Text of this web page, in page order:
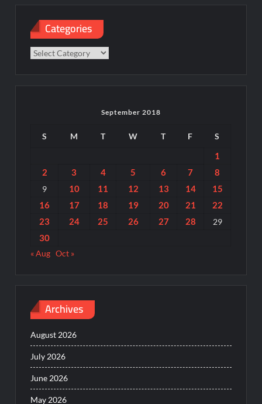
Categories
Categories
September 2018
S M T W T F S
1
2
3 4 5 6 7 8
9 10 11 12 13 14
15
16
17 18 19 20 21
22
23
24 25 26 27 28 29
30
« Aug Oct »
Archives
August 2026
July 2026
June 2026
May 2026